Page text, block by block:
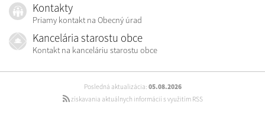
Kontakty
Priamy kontakt na Obecný úrad
Kancelária starostu obce
Kontakt na kanceláriu starostu obce
Posledná aktualizácia: 05.08.2026
získavania aktuálnych informácií s využitím RSS